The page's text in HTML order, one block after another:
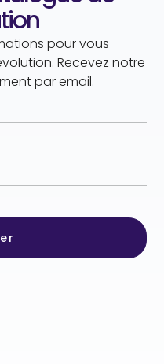
pour vous
Recevez notre
par email.